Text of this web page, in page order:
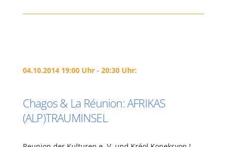
04.10.2014 19:00 Uhr - 20:30 Uhr:
Chagos & La Réunion: AFRIKAS
(ALP)TRAUMINSEL